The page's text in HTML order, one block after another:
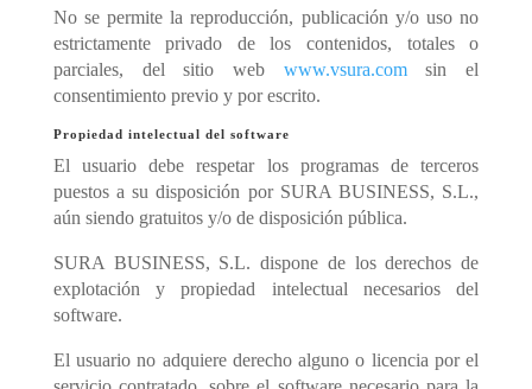
No se permite la reproducción, publicación y/o uso no
estrictamente privado de los contenidos, totales o
parciales, del sitio web www.vsura.comsin el
consentimiento previo y por escrito.
Propiedad intelectual del software
El usuario debe respetar los programas de terceros
puestos a su disposición por SURA BUSINESS, S.L.,
aún siendo gratuitos y/o de disposición pública.
SURA BUSINESS, S.L. dispone de los derechos de
explotación y propiedad intelectual necesarios del
software.
El usuario no adquiere derecho alguno o licencia por el